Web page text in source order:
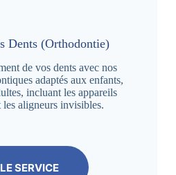
Dents (Orthodontie)
de vos dents avec nos
adaptés aux enfants,
incluant les appareils
les aligneurs invisibles.
SERVICE